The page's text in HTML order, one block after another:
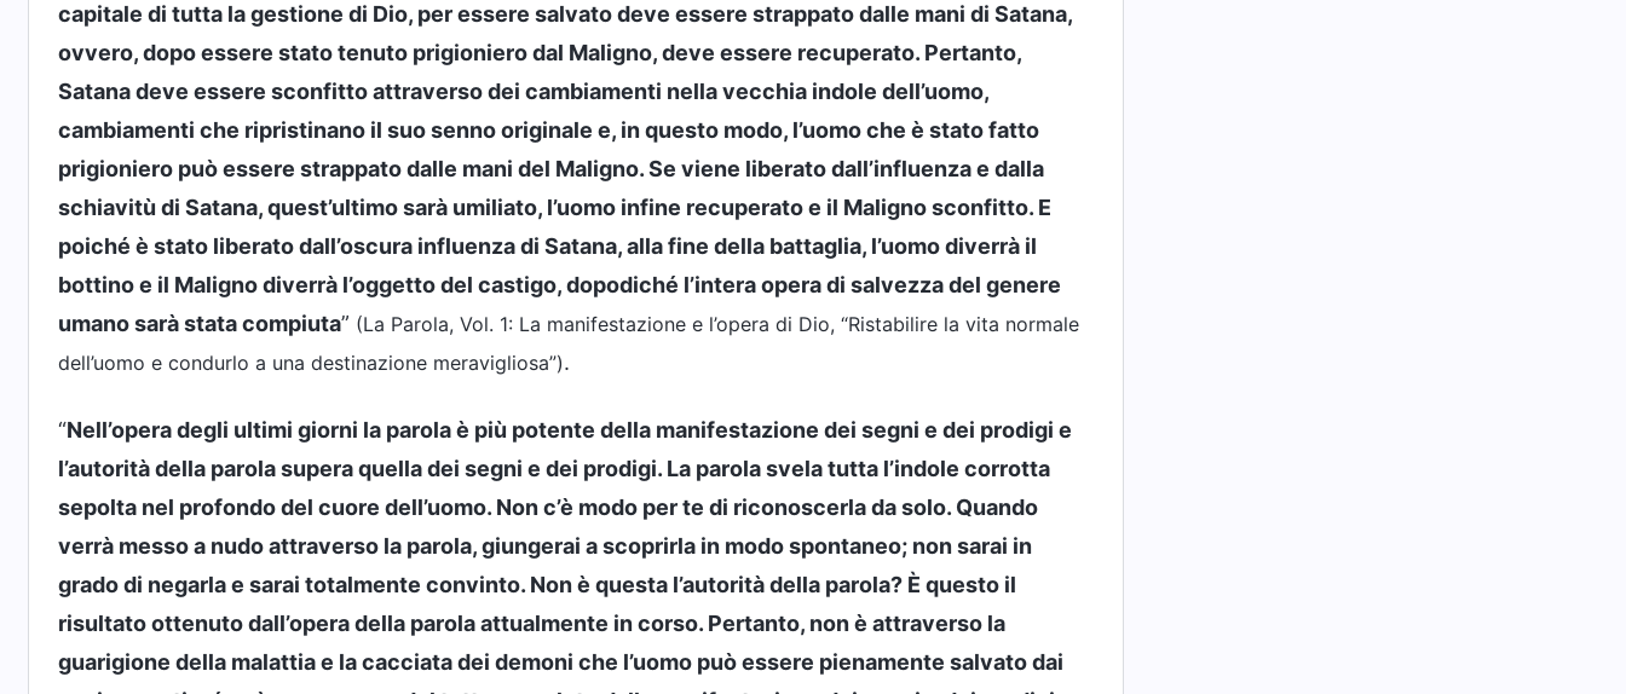
capitale di tutta la gestione di Dio, per essere salvato deve essere strappato dalle mani di Satana,
ovvero, dopo essere stato tenuto prigioniero dal Maligno, deve essere recuperato. Pertanto,
Satana deve essere sconfitto attraverso dei cambiamenti nella vecchia indole dell’uomo,
cambiamenti che ripristinano il suo senno originale e, in questo modo, l’uomo che è stato fatto
prigioniero può essere strappato dalle mani del Maligno. Se viene liberato dall’influenza e dalla
schiavitù di Satana, quest’ultimo sarà umiliato, l’uomo infine recuperato e il Maligno sconfitto. E
poiché è stato liberato dall’oscura influenza di Satana, alla fine della battaglia, l’uomo diverrà il
bottino e il Maligno diverrà l’oggetto del castigo, dopodiché l’intera opera di salvezza del genere
umano sarà stata compiuta” (La Parola, Vol. 1: La manifestazione e l’opera di Dio, “Ristabilire la vita normale
dell’uomo e condurlo a una destinazione meravigliosa”).
“Nell’opera degli ultimi giorni la parola è più potente della manifestazione dei segni e dei prodigi e
l’autorità della parola supera quella dei segni e dei prodigi. La parola svela tutta l’indole corrotta
sepolta nel profondo del cuore dell’uomo. Non c’è modo per te di riconoscerla da solo. Quando
verrà messo a nudo attraverso la parola, giungerai a scoprirla in modo spontaneo; non sarai in
grado di negarla e sarai totalmente convinto. Non è questa l’autorità della parola? È questo il
risultato ottenuto dall’opera della parola attualmente in corso. Pertanto, non è attraverso la
guarigione della malattia e la cacciata dei demoni che l’uomo può essere pienamente salvato dai